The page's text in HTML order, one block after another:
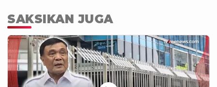
SAKSIKAN JUGA